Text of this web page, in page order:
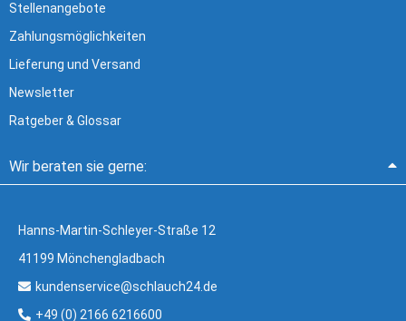
Stellenangebote
Zahlungsmöglichkeiten
Lieferung und Versand
Newsletter
Ratgeber & Glossar
Wir beraten sie gerne:
Hanns-Martin-Schleyer-Straße 12
41199 Mönchengladbach
kundenservice@schlauch24.de
+49 (0) 2166 6216600